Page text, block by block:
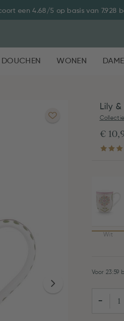
een 4.68/5 op basis van 7.928
WONEN
Lily
€
Wit
Voor 23:59
−